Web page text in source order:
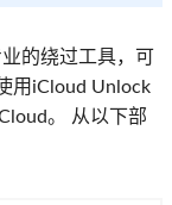
的绕过工具，可
用iCloud Unlock
。 从以下部